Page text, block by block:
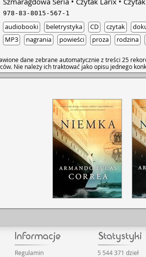
978-83-8015-567-1
audiobooki beletrystyka CD czytak
MP3
nagrania powieści proza rodzina
dane zebrane automatycznie z treści 25
Nie należy ich traktować jako opisu jednego
Regulamin
5 544 371 dzieł